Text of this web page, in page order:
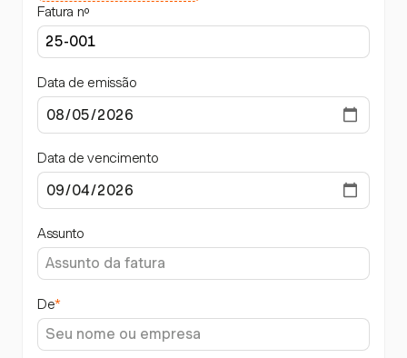
Fatura nº
Data de emissão
Data de vencimento
Assunto
De*